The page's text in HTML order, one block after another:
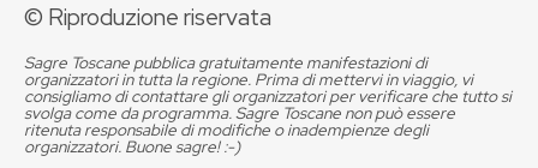
© Riproduzione riservata
Sagre Toscane pubblica gratuitamente manifestazioni di
organizzatori in tutta la regione. Prima di mettervi in viaggio, vi
consigliamo di contattare gli organizzatori per verificare che tutto si
svolga come da programma. Sagre Toscane non può essere
ritenuta responsabile di modifiche o inadempienze degli
organizzatori. Buone sagre! :-)